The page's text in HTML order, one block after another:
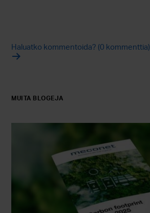
Haluatko kommentoida? (0 kommenttia)
MUITA BLOGEJA